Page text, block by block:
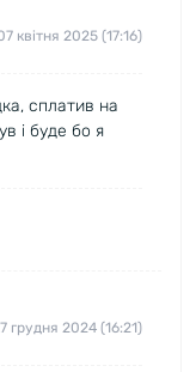
квітня 2025 (17:16)
сплатив на
і буде бо я
грудня 2024 (16:21)